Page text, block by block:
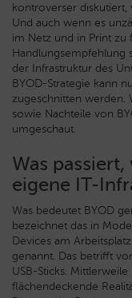
kontroverser
Und auch wenn es
im Netz und in Print zu
Handlungsempfehlung
der Infrastruktur des
BYOD-Strategie kann
zugeschnitten werden.
sowie Nachteile von
umgeschaut.
Was
eigene IT-
Was bedeutet BYOD
bezeichnet das in
Devices am
genannt. Das betrifft
USB-Sticks.
flächendeckende